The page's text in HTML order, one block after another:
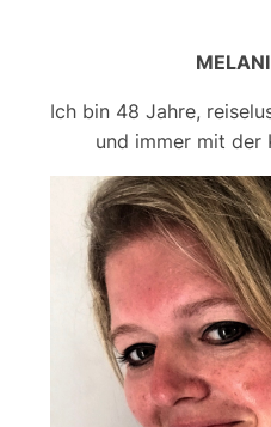
Ich bin 48 Jahre,
und immer mit der